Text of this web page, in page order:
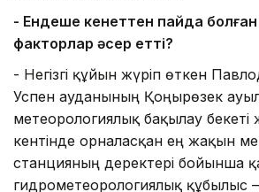
- Ендеше кенеттен пайда болған
факторлар әсер етті?
- Негізгі құйын жүріп өткен
Успен ауданының Қоңырөзек
метеорологиялық бақылау бекеті
кентінде орналасқан ең жақын
станцияның деректері бойынша
гидрометеорологиялық құбылыс